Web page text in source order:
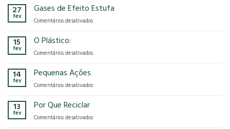
impacto
o
tem
RCRambiental
presença
e
2025!
27
fev
Gases de Efeito Estufa
Comentários desativadosem
Estufa
15
fev
O Plástico:
Comentários desativadosem
14
fev
Pequenas Ações
Comentários desativadosem
13
fev
Por Que Reciclar
Comentários desativadosem